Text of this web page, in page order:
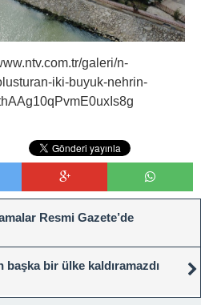
galeri/n-
iki-buyuk-nehrin-
Resmi Gazete’de
başka bir ülke kaldıramazdı